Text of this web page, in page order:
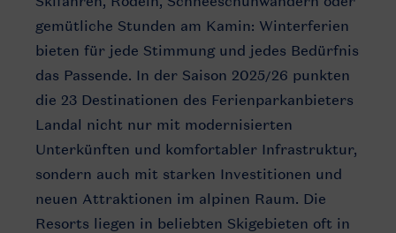
gemütliche Stunden am Kamin: Winterferien
bieten für jede Stimmung und jedes Bedürfnis
das Passende. In der Saison 2025/26 punkten
die 23 Destinationen des Ferienparkanbieters
Landal nicht nur mit modernisierten
Unterkünften und komfortabler Infrastruktur,
sondern auch mit starken Investitionen und
neuen Attraktionen im alpinen Raum. Die
Resorts liegen in beliebten Skigebieten oft in